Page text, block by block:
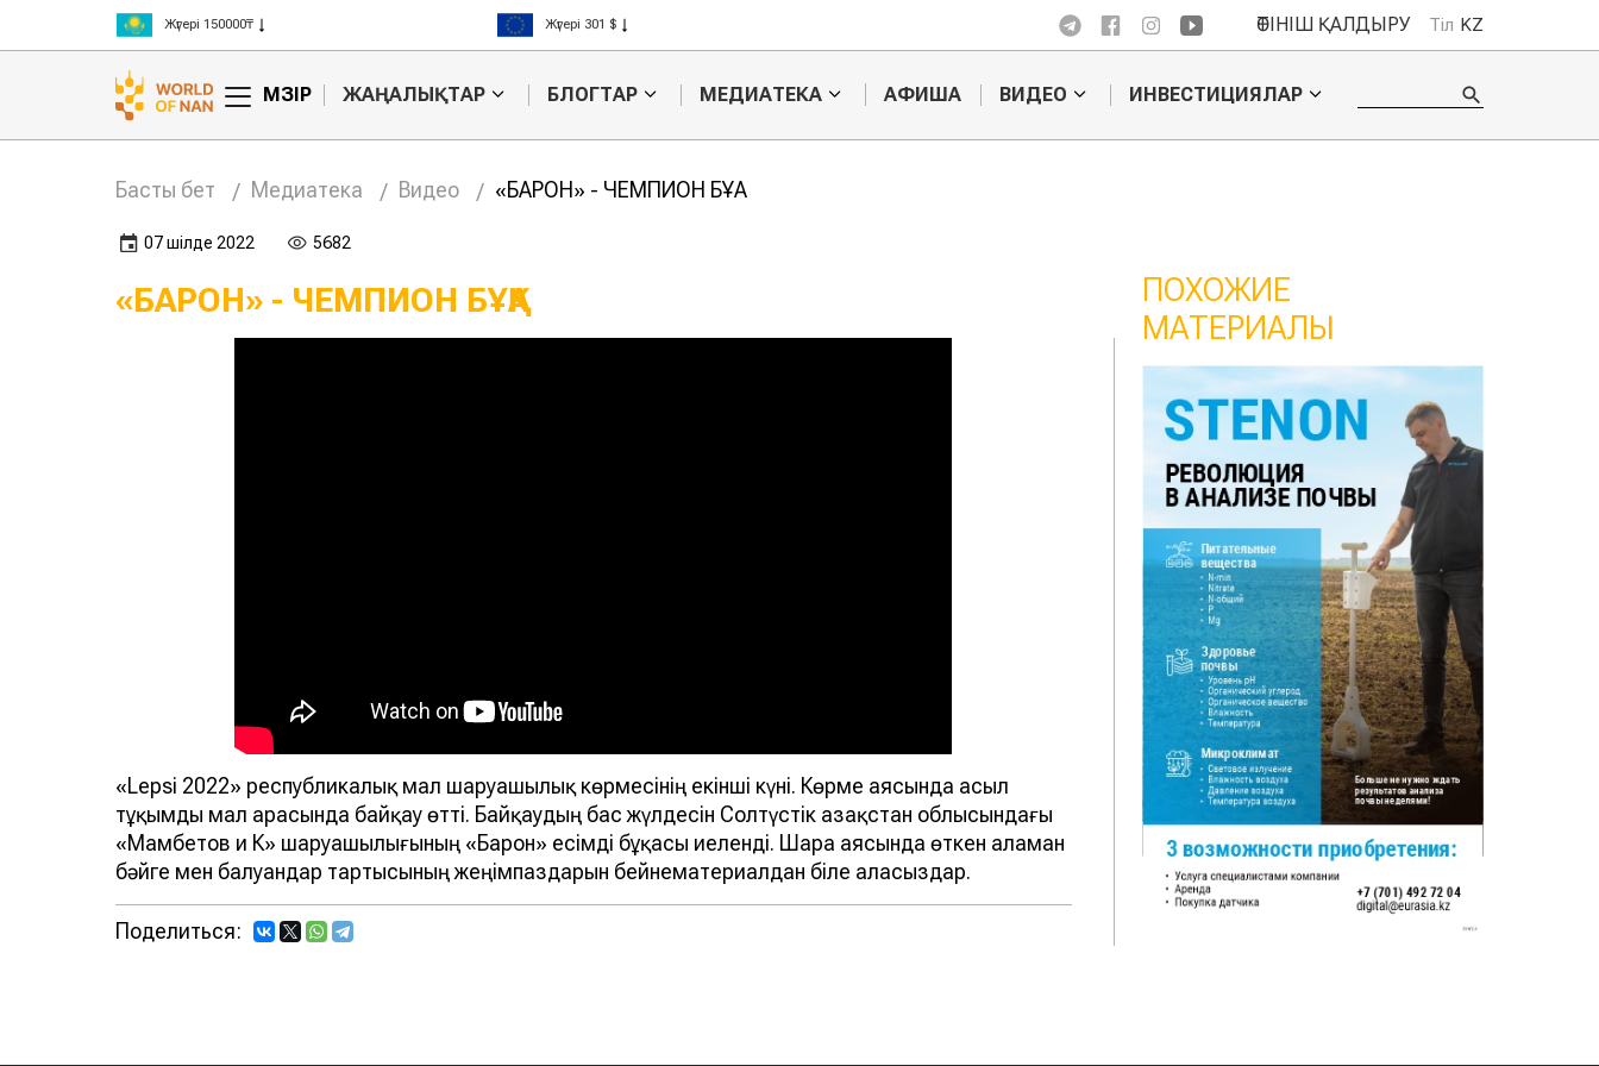
Жүгері 150000₸
Күріш 300000₸
Жүгері 301 $
Күріш 408 $
ӨТІНІШ ҚАЛДЫРУ Тіл KZ
МӘЗІР ЖАҢАЛЫҚТАР БЛОГТАР МЕДИАТЕКА АФИША ВИДЕО ИНВЕСТИЦИЯЛАР
Басты бет Медиатека Видео «БАРОН» - ЧЕМПИОН БҰҚА
07 шілде 2022 5682
«БАРОН» - ЧЕМПИОН БҰҚА
«Lepsi 2022» республикалық мал шаруашылық көрмесінің екінші күні. Көрме аясында асыл
тұқымды мал арасында байқау өтті. Байқаудың бас жүлдесін Солтүстік Қазақстан облысындағы
«Мамбетов и К» шаруашылығының «Барон» есімді бұқасы иеленді. Шара аясында өткен аламан
бәйге мен балуандар тартысының жеңімпаздарын бейнематериалдан біле аласыздар.
Поделиться:
ПОХОЖИЕ
МАТЕРИАЛЫ